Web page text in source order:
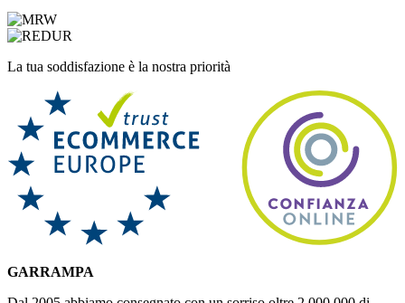
La tua soddisfazione è la nostra priorità
GARRAMPA